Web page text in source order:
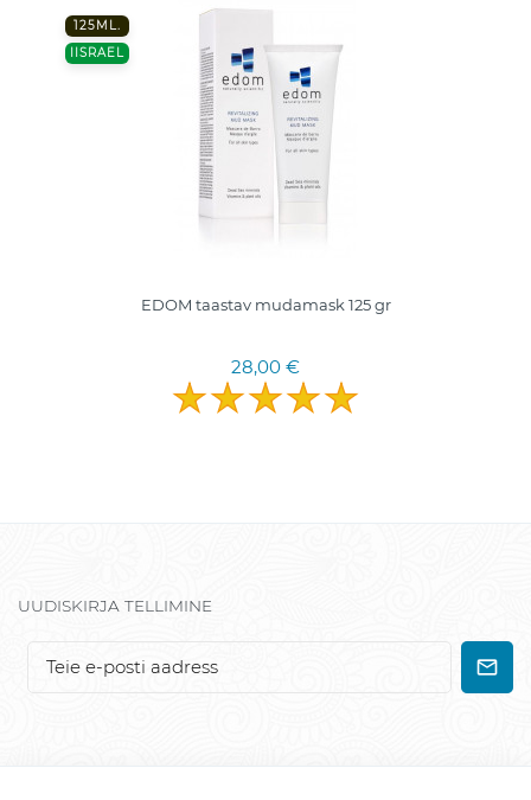
125ML.
IISRAEL
EDOM taastav mudamask 125 gr
28,00 €
UUDISKIRJA TELLIMINE